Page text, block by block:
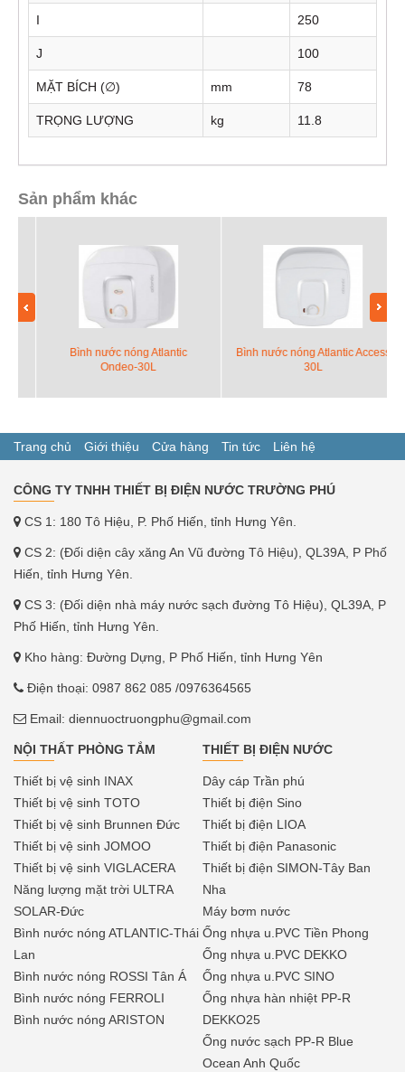
I 250
J 100
MẶT BÍCH (∅) mm 78
TRỌNG LƯỢNG kg 11.8
Sản phẩm khác
Bình nước nóng Atlantic
Ondeo-30L
Bình nước nóng Atlantic Access
30L
Trang chủ Giới thiệu Cửa hàng Tin tức Liên hệ
CÔNG TY TNHH THIẾT BỊ ĐIỆN NƯỚC TRƯỜNG PHÚ
CS 1: 180 Tô Hiệu, P. Phố Hiến, tỉnh Hưng Yên.
CS 2: (Đối diện cây xăng An Vũ đường Tô Hiệu), QL39A, P Phố
Hiến, tỉnh Hưng Yên.
CS 3: (Đối diện nhà máy nước sạch đường Tô Hiệu), QL39A, P
Phố Hiến, tỉnh Hưng Yên.
Kho hàng: Đường Dựng, P Phố Hiến, tỉnh Hưng Yên
Điện thoại: 0987 862 085 /0976364565
Email: diennuoctruongphu@gmail.com
NỘI THẤT PHÒNG TẮM
Thiết bị vệ sinh INAX
Thiết bị vệ sinh TOTO
Thiết bị vệ sinh Brunnen Đức
Thiết bị vệ sinh JOMOO
Thiết bị vệ sinh VIGLACERA
Năng lượng mặt trời ULTRA
SOLAR-Đức
Bình nước nóng ATLANTIC-Thái
Lan
Bình nước nóng ROSSI Tân Á
Bình nước nóng FERROLI
Bình nước nóng ARISTON
THIẾT BỊ ĐIỆN NƯỚC
Dây cáp Trần phú
Thiết bị điện Sino
Thiết bị điện LIOA
Thiết bị điện Panasonic
Thiết bị điện SIMON-Tây Ban
Nha
Máy bơm nước
Ống nhựa u.PVC Tiền Phong
Ống nhựa u.PVC DEKKO
Ống nhựa u.PVC SINO
Ống nhựa hàn nhiệt PP-R
DEKKO25
Ống nước sạch PP-R Blue
Ocean Anh Quốc